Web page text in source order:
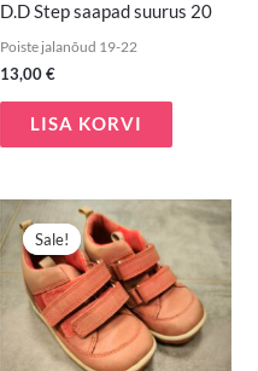
D.D Step saapad suurus 20
Poiste jalanõud 19-22
13,00€
LISA KORVI
Sale!
Sale!
Algne
hind
oli:
17,00 €.
Praegune
hind
on:
13,90 €.